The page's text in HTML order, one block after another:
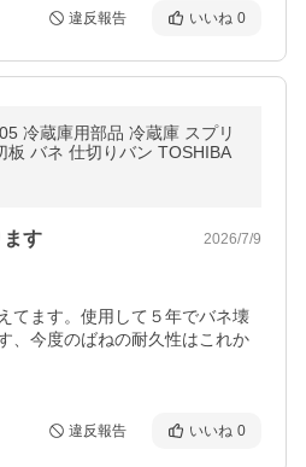
違反報告 いいね 0
冷蔵庫用部品 冷蔵庫 スプリ
ング 回転仕切板 バネ 仕切りバン TOSHIBA
す 2026/7/9
てます。使用して５年でバネ壊
、今度のばねの耐久性はこれか
違反報告 いいね 0